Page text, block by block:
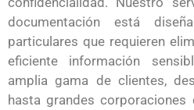
documentación está
particulares que requieren
eficiente información
amplia gama de clientes,
hasta grandes